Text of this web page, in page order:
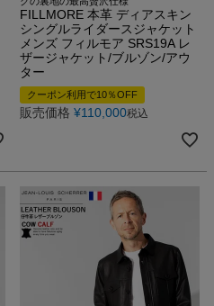
FILLMORE 本革 ディアスキン
シングルライダースジャケット
メンズ フィルモア SRS19A レ
ザージャケット/ブルゾン/アウ
ター
クーポン利用で10％OFF
販売価格 ¥110,000税込